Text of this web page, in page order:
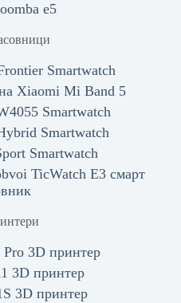
e5
Smartwatch
Xiaomi Mi Band 5
Smartwatch
Smartwatch
Smartwatch
TicWatch E3 смарт
3D принтер
3D принтер
3D принтер